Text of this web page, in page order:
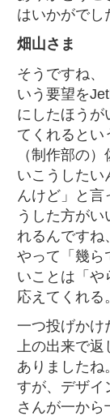
はいかがでし
畑山さま
そうですね、
いう要望を
にしたほうが
てくれるとい
（制作部の
いこうしたい
んけど」と言
うした方がい
れるんですね
やって「幾ら
いことは「や
応えてくれる。
一つ投げかけ
上の出来で
ありましたね
すが、デザイ
さんが一から